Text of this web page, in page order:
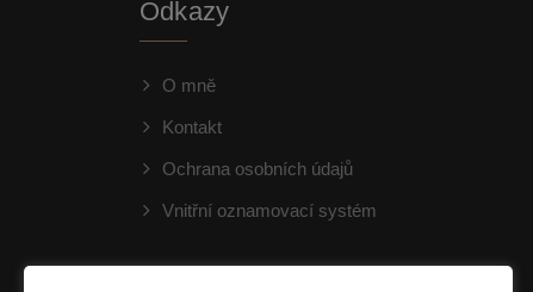
Odkazy
O mně
Kontakt
Ochrana osobních údajů
Vnitřní oznamovací systém